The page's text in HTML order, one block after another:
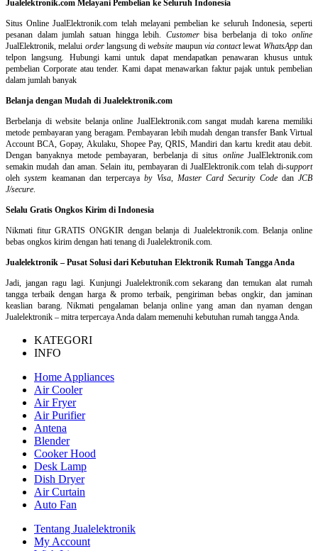
Jualelektronik.com Melayani Pembelian ke Seluruh Indonesia
Situs Online JualElektronik.com telah melayani pembelian ke seluruh Indonesia, seperti
pesanan dalam jumlah satuan hingga lebih. Customerbisa berbelanja di tokoonline
JualElektronik, melalui orderlangsung diwebsite maupun via contactlewat WhatsAppdan
telpon langsung
Hubungi kami untuk dapat mendapatkan penawaran khusus untuk
pembelian Corporate atau tender. Kami dapat menawarkan faktur pajak untuk pembelian
dalam jumlah banyak
Belanja dengan Mudah di Jualelektronik.com
Berbelanja diwebsite belanja online JualElektronik.com sangat mudah karena memiliki
metode pembayaran yang beragam. Pembayaran lebih mudah dengan transfer Bank Virtual
Account BCA, Gopay, Akulaku, Shopee Pay, QRIS, Mandiri dan kartu kredit atau debit.
Dengan banyaknya metode pembayaran, berbelanja di situs onlineJualElektronik.com
semakin mudah dan aman. Selain itu, pembayaran di JualElektronik.com telah di-support
olehsystem keamanan dan terpercayaby Visa, Master Card Security Codedan JCB
J/secure
Selalu Gratis Ongkos Kirim di Indonesia
Nikmati fitur GRATIS ONGKIR dengan belanja di Jualelektronik.com. Belanja online
bebas ongkos kirim dengan hati tenang di Jualelektronik.com.
Jualelektronik – Pusat Solusi dari Kebutuhan Elektronik Rumah Tangga Anda
Jadi, jangan ragu lagi. Kunjungi Jualelektronik.com sekarang dan temukan alat rumah
tangga terbaik dengan harga & promo terbaik, pengiriman bebas ongkir, dan jaminan
keaslian barang. Nikmati pengalaman belanja online yang aman dan nyaman dengan
Jualelektronik – mitra terpercaya Anda dalam memenuhi kebutuhan rumah tangga Anda.
KATEGORI
INFO
Home Appliances
Air Cooler
Air Fryer
Air Purifier
Antena
Blender
Cooker Hood
Desk Lamp
Dish Dryer
Air Curtain
Auto Fan
Tentang Jualelektronik
My Account